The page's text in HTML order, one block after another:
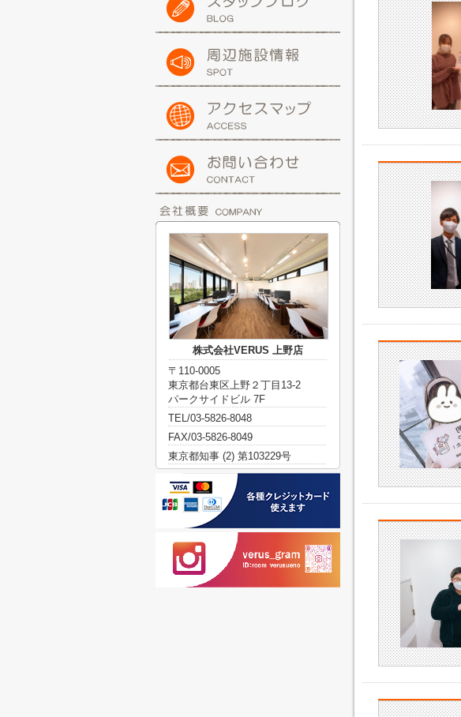
株式会社VERUS 上野店
〒110-0005
東京都台東区上野２丁目13-2
パークサイドビル 7F
TEL/03-5826-8048
FAX/03-5826-8049
東京都知事 (2) 第103229号